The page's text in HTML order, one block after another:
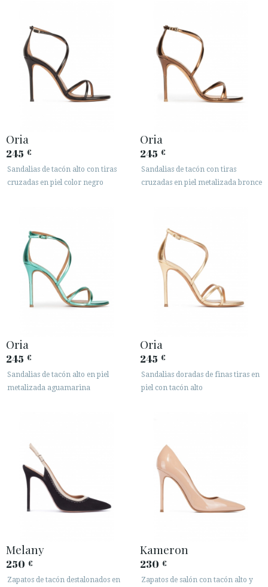
· ENVÍOS
· CAMBIOS Y DEVOLUCIONES
· POLÍTICA DE PRIVACIDAD
· TÉRMINOS Y CONDICIONES
· AVISO LEGAL

ÁREA DE CLIENTES B2B
SECURE WEB SSL CERTIFICATE © 2026 PURA LOPEZ
Oria
245 €
Sandalias de tacón alto con tiras
cruzadas en piel color negro
Oria
245 €
Sandalias de tacón con tiras
cruzadas en piel metalizada bronce
Oria
245 €
Sandalias de tacón alto en piel
metalizada aguamarina
Oria
245 €
Sandalias doradas de finas tiras en
piel con tacón alto
Melany
250 €
Zapatos de tacón destalonados en
Kameron
230 €
Zapatos de salón con tacón alto y